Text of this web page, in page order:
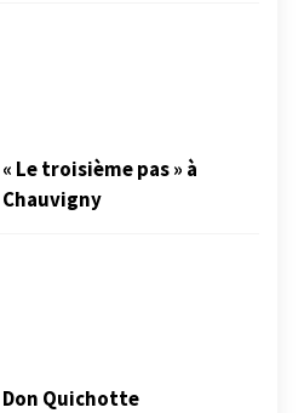
« Le troisième pas » à
Chauvigny
Don Quichotte